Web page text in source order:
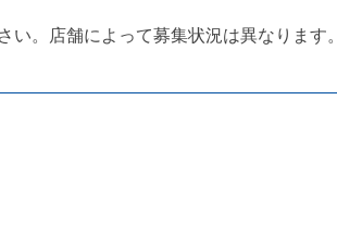
。店舗によって募集状況は異なります。